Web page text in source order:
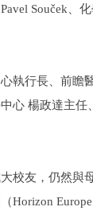
Pavel Souček 、
執行長、前瞻
心 楊政達主任
校友，仍然與
Horizon Europe